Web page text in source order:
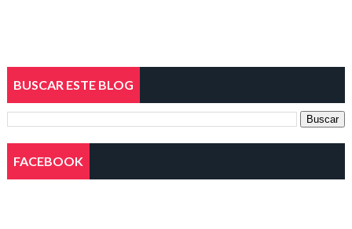
BUSCAR ESTE BLOG
FACEBOOK